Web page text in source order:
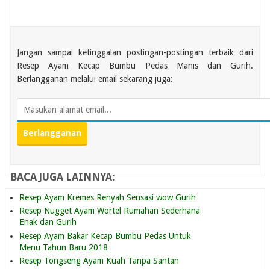
Jangan sampai ketinggalan postingan-postingan terbaik dari
Resep Ayam Kecap Bumbu Pedas Manis dan Gurih.
Berlangganan melalui email sekarang juga:
BACA JUGA LAINNYA:
Resep Ayam Kremes Renyah Sensasi wow Gurih
Resep Nugget Ayam Wortel Rumahan Sederhana
Enak dan Gurih
Resep Ayam Bakar Kecap Bumbu Pedas Untuk
Menu Tahun Baru 2018
Resep Tongseng Ayam Kuah Tanpa Santan